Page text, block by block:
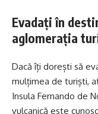
Evadați în
aglomerația
Dacă îți dorești să
mulțimea de turiști,
Insula Fernando de
vulcanică este